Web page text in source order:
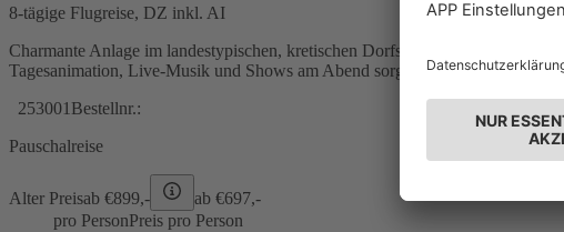
8-tägige Flugreise, DZ inkl. AI
Charmante Anlage im landestypischen, kretischen Dorfstil
Tagesanimation, Live-Musik und Shows am Abend sorgen für Unterhaltung
253001Bestellnr.:
Pauschalreise
Alter Preisab €899,- ab €697,-
pro PersonPreis pro Person